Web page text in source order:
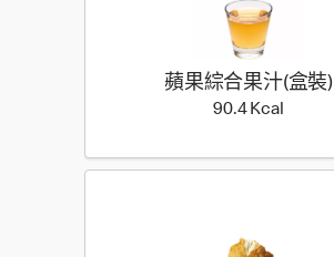
蘋果綜合果汁(盒裝)
90.4 Kcal